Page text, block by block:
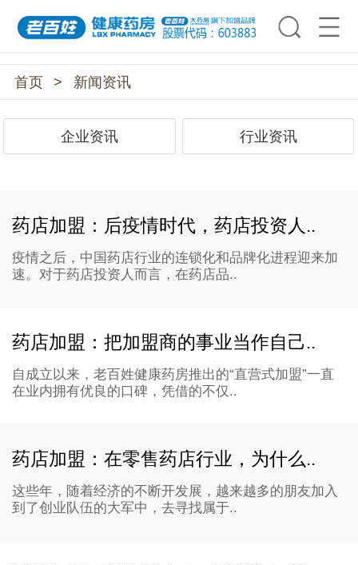
首页 > 新闻资讯
企业资讯 行业资讯
药店加盟：后疫情时代，药店投资人..
疫情之后，中国药店行业的连锁化和品牌化进程迎来加
速。对于药店投资人而言，在药店品..
药店加盟：把加盟商的事业当作自己..
自成立以来，老百姓健康药房推出的“直营式加盟”一直
在业内拥有优良的口碑，凭借的不仅..
药店加盟：在零售药店行业，为什么..
这些年，随着经济的不断开发展，越来越多的朋友加入
到了创业队伍的大军中，去寻找属于..